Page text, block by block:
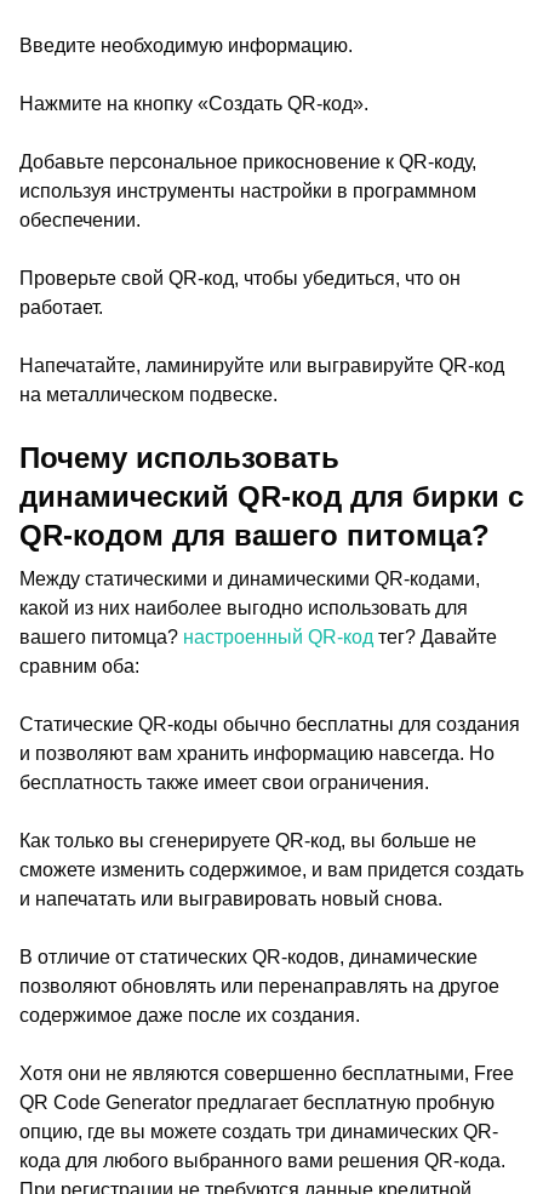
Введите необходимую информацию.
Нажмите на кнопку «Создать QR-код».
Добавьте персональное прикосновение к QR-коду,
используя инструменты настройки в программном
обеспечении.
Проверьте свой QR-код, чтобы убедиться, что он
работает.
Напечатайте, ламинируйте или выгравируйте QR-код
на металлическом подвеске.
Почему использовать
динамический QR-код для бирки с
QR-кодом для вашего питомца?
Между статическими и динамическими QR-кодами,
какой из них наиболее выгодно использовать для
вашего питомца? настроенный QR-код тег? Давайте
сравним оба:
Статические QR-коды обычно бесплатны для создания
и позволяют вам хранить информацию навсегда. Но
бесплатность также имеет свои ограничения.
Как только вы сгенерируете QR-код, вы больше не
сможете изменить содержимое, и вам придется создать
и напечатать или выгравировать новый снова.
В отличие от статических QR-кодов, динамические
позволяют обновлять или перенаправлять на другое
содержимое даже после их создания.
Хотя они не являются совершенно бесплатными, Free
QR Code Generator предлагает бесплатную пробную
опцию, где вы можете создать три динамических QR-
кода для любого выбранного вами решения QR-кода.
При регистрации не требуются данные кредитной